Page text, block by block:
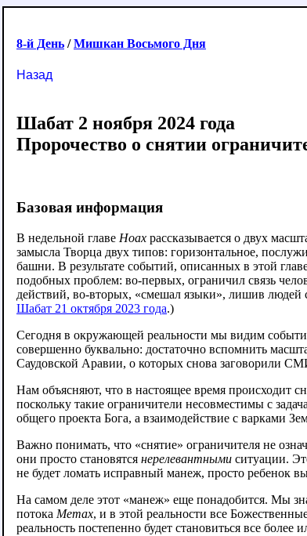
8-й День /Мишкан Восьмого Дня
Назад
Шабат 2 ноября 2024 года
Пророчество о снятии
Базовая информация
В недельной главе Ноах рассказывается о двух
замысла Творца двух типов: горизонтальное,
башни. В результате событий, описанных в этой
подобных проблем: во-первых, ограничил связь
действий, во-вторых, «смешал языки», лишив людей
Шабат 21 октября 2023 года.)
Сегодня в окружающей реальности мы видим
совершенно буквально: достаточно вспомнить
Саудовской Аравии, о которых снова заговорили
Нам объясняют, что в настоящее время происходит
поскольку такие ограничители несовместимы с
общего проекта Бога, а взаимодействие с варками
Важно понимать, что «снятие» ограничителя не
они просто становятся нерелевантными ситуации.
не будет ломать исправный манеж, просто ребенок
На самом деле этот «манеж» еще понадобится. Мы
потока Метах, и в этой реальности все
реальность постепенно будет становиться все более